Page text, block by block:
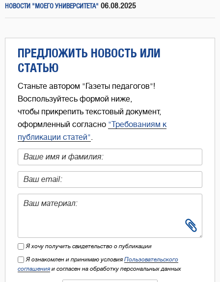
НОВОСТИ "МОЕГО УНИВЕРСИТЕТА" 06.08.2025
ПРЕДЛОЖИТЬ НОВОСТЬ ИЛИ
СТАТЬЮ
Станьте автором "Газеты педагогов"!
Воспользуйтесь формой ниже,
чтобы прикрепить текстовый документ,
оформленный согласно "Требованиям к
публикации статей".
Я хочу получить свидетельство о публикации
Я ознакомлен и принимаю условия Пользовательского
соглашения и согласен на обработку персональных данных